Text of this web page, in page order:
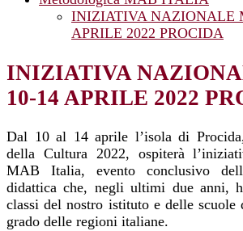
INIZIATIVA NAZIONALE
APRILE 2022 PROCIDA
INIZIATIVA
10-14 APRILE 2022
Dal 10 al 14 aprile l’isola di
della Cultura 2022, ospiterà
MAB Italia, evento conclusivo
didattica che, negli ultimi due anni,
classi del nostro istituto e delle scuole
grado delle regioni italiane.